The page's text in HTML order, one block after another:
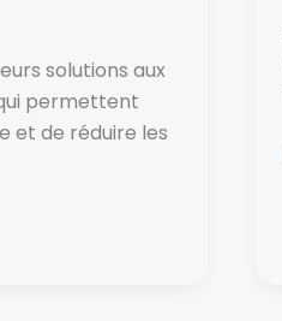
solutions aux
permettent
et de réduire les